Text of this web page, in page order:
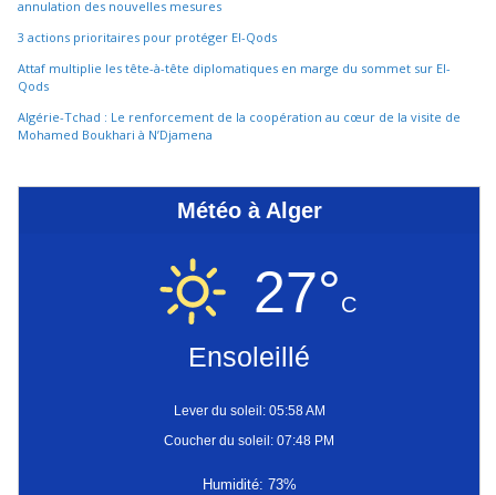
annulation des nouvelles mesures
3 actions prioritaires pour protéger El-Qods
Attaf multiplie les tête-à-tête diplomatiques en marge du sommet sur El-
Qods
Algérie-Tchad : Le renforcement de la coopération au cœur de la visite de
Mohamed Boukhari à N’Djamena
Météo à Alger
27°C
Ensoleillé
Lever du soleil: 05:58 AM
Coucher du soleil: 07:48 PM
Humidité: 73%